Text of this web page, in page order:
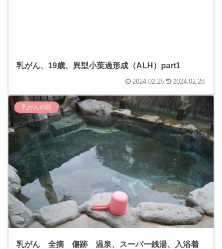
乳がん、19歳、異型小葉過形成（ALH）part1
2024.02.25 2024.02.28
乳がんの話
乳がん 全摘 傷跡 温泉、スーパー銭湯、入浴着